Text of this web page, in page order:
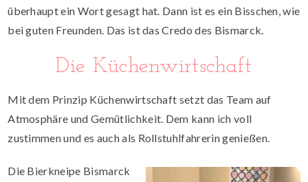
überhaupt ein Wort gesagt hat. Dann ist es ein Bisschen, wie
bei guten Freunden. Das ist das Credo des Bismarck.
Die Küchenwirtschaft
Mit dem Prinzip Küchenwirtschaft setzt das Team auf
Atmosphäre und Gemütlichkeit. Dem kann ich voll
zustimmen und es auch als Rollstuhlfahrerin genießen.
Die Bierkneipe Bismarck